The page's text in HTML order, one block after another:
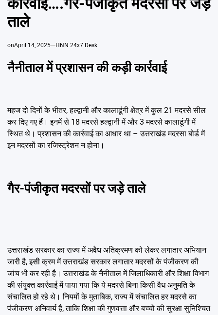
ताले
onApril 14, 2025 HNN 24x7 Desk
नैनीताल में प्रशासन की कड़ी कार्रवाई
महज दो दिनों के भीतर, हल्द्वानी और कालाढूंगी क्षेत्र में कुल 21 मदरसे सील
कर दिए गए हैं। इनमें से 18 मदरसे हल्द्वानी में और 3 मदरसे कालाढूंगी में
स्थित थे। प्रशासन की कार्रवाई का आधार था – उत्तराखंड मदरसा बोर्ड में
इन मदरसों का रजिस्ट्रेशन न होना।
गैर-पंजीकृत मदरसों पर जड़े ताले
उत्तराखंड सरकार का राज्य में अवैध अतिक्रमण को लेकर लगातार अभियान
जारी है, इसी क्रम में उत्तराखंड सरकार लगातार मदरसों के पंजीकरण की
जांच भी कर रही है। उत्तराखंड के नैनीताल में जिलाधिकारी और शिक्षा विभाग
की संयुक्त कार्रवाई में पाया गया कि ये मदरसे बिना किसी वैध अनुमति के
संचालित हो रहे थे। नियमों के मुताबिक, राज्य में संचालित हर मदरसे का
पंजीकरण अनिवार्य है, ताकि शिक्षा की गुणवत्ता और बच्चों की सुरक्षा सुनिश्चित